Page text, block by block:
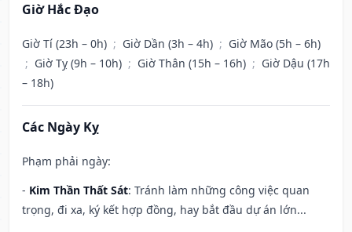
Giờ Hắc Đạo
Giờ Tí (23h – 0h) ; Giờ Dần (3h – 4h) ; Giờ Mão (5h – 6h)
; Giờ Tỵ (9h – 10h) ; Giờ Thân (15h – 16h) ; Giờ Dậu (17h
– 18h)
Các Ngày Kỵ
Phạm phải ngày:
- Kim Thần Thất Sát: Tránh làm những công việc quan
trọng, đi xa, ký kết hợp đồng, hay bắt đầu dự án lớn...